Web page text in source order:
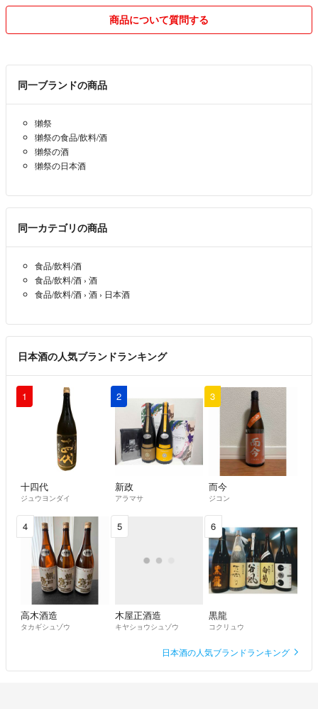
商品について質問する
同一ブランドの商品
獺祭
獺祭の食品/飲料/酒
獺祭の酒
獺祭の日本酒
同一カテゴリの商品
食品/飲料/酒
食品/飲料/酒 › 酒
食品/飲料/酒 › 酒 › 日本酒
日本酒の人気ブランドランキング
1
十四代
ジュウヨンダイ
2
新政
アラマサ
3
而今
ジコン
4
高木酒造
タカギシュゾウ
5
木屋正酒造
キヤショウシュゾウ
6
黒龍
コクリュウ
日本酒の人気ブランドランキング